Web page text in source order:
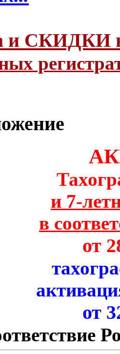
и СКИДКИ
и 7-
в
от
от